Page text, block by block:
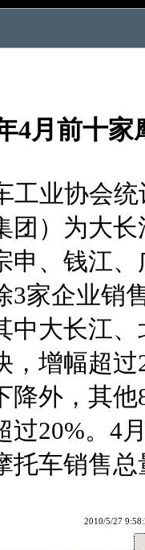
4月前十
业协会统
团）为大
申、钱江
3家企业销
中大长江
，增幅超
降外，其
过20%。4
托车销售总
2010/5/27